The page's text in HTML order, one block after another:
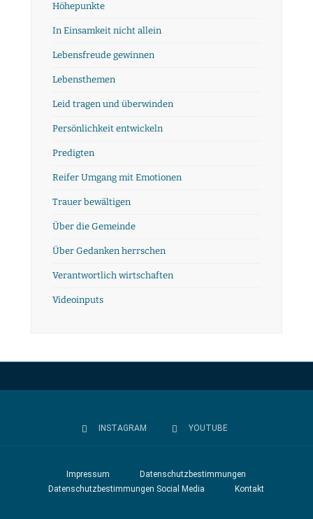
Höhepunkte
In Einsamkeit nicht allein
Lebensfreude gewinnen
Lebensthemen
Leid tragen und überwinden
Persönlichkeit entwickeln
Predigten
Reifer Umgang mit Emotionen
Trauer bewältigen
Über die Gemeinde
Über Gedanken herrschen
Verantwortlich wirtschaften
Videoinputs
INSTAGRAM YOUTUBE
Impressum
Datenschutzbestimmungen
Datenschutzbestimmungen Social Media
Kontakt